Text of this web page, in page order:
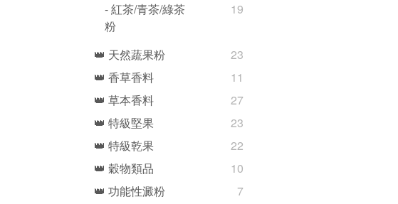
- 紅茶/青茶/綠茶
粉
19
👑 天然蔬果粉
23
👑 香草香料
11
👑 草本香料
27
👑 特級堅果
23
👑 特級乾果
22
👑 穀物類品
10
👑 功能性澱粉
7